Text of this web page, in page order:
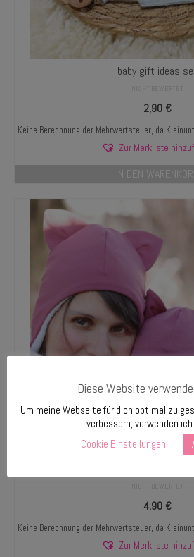
baby gift ideas
2,90 €
Keine Berechnung der Mehrwertsteuer, da
Zur Merkliste
IN DEN
4,90 €
Keine Berechnung der Mehrwertsteuer, da
Zur Merkliste
Diese Website
Um meine Webseite für dich optimal zu
verbessern, verwenden
Cookie Einstellungen